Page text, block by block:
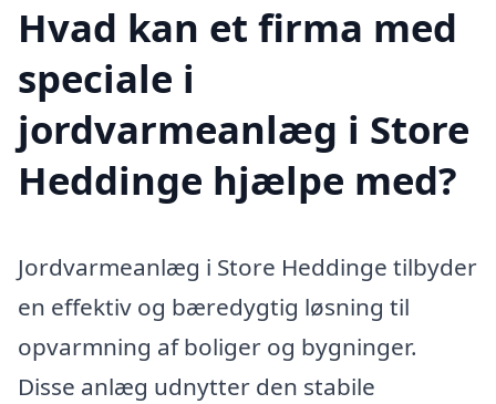
Hvad kan et firma med
speciale i
jordvarmeanlæg i Store
Heddinge hjælpe med?
Jordvarmeanlæg i Store Heddinge tilbyder
en effektiv og bæredygtig løsning til
opvarmning af boliger og bygninger.
Disse anlæg udnytter den stabile